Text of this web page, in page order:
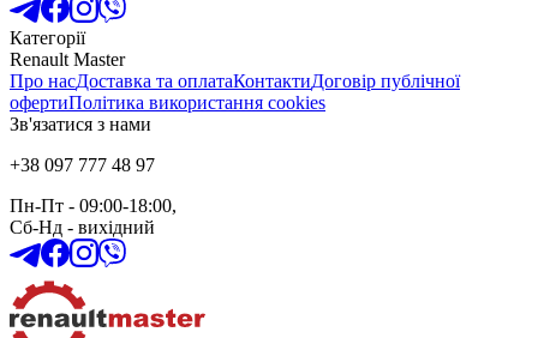
Категорії
Renault Master
Про насДоставка та оплатаКонтактиДоговір публічної
офертиПолітика використання cookies
Зв'язатися з нами
+38 097 777 48 97
Пн-Пт - 09:00-18:00,
Сб-Нд - вихідний